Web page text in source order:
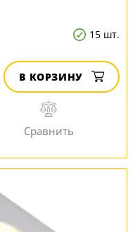
15 шт.
В КОРЗИНУ